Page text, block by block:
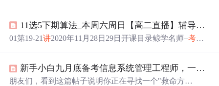
11选5下期算法_本周六周日【高二直播】辅导网课预告：通用技术电控二三极管、多用电表测量、数字逻辑电路、解析枚举递归算法，2022浙江选考技术...
01第19-21讲2020年11月28日29日开课目录鲸学名师+考点
授：浙江选考技术科目第19讲高二综合提高鲸学名师讲 授
高中通用技术：第19讲电控专题11. 电控：常用电阻器、
新手小白九月底备考信息系统管理工程师，一个半月冲刺攻略！
朋友们，看到这篇帖子说明你正在寻找一个"救命方